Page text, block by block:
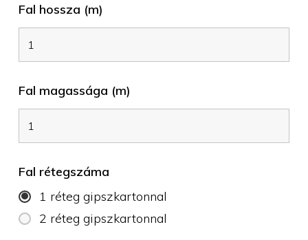
Fal hossza (m)
Fal magassága (m)
Fal rétegszáma
1 réteg gipszkartonnal
2 réteg gipszkartonnal